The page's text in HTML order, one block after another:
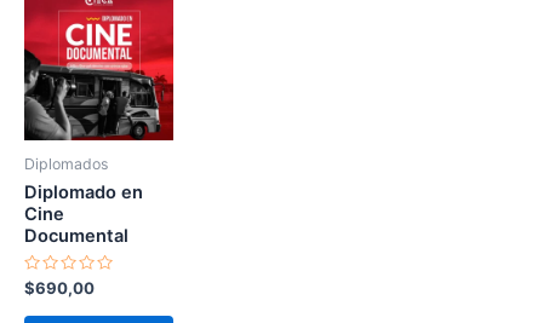
Diplomados
Diplomado en
Cine
Documental
Valorado
en
0
$690,00